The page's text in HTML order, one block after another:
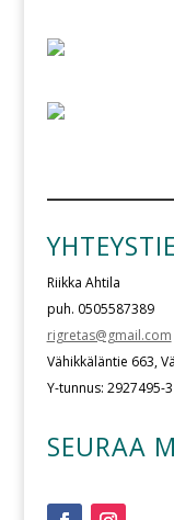
Riikka Ahtila
puh. 0505587389
rigretas@gmail.com
Vähikkäläntie 663,
Y-tunnus: 2927495-3
SEURAA